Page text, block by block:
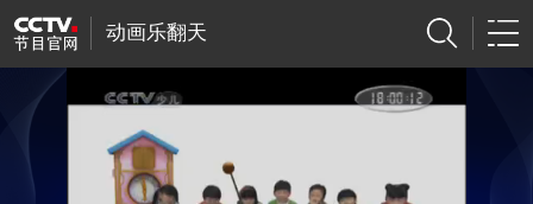
动画乐翻天